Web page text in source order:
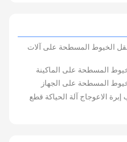
لنقل الخيوط المسطحة على آلات
المسطحة على الماكينة
المسطحة على الجهاز
إبرة الاعوجاج آلة الحياكة قطع